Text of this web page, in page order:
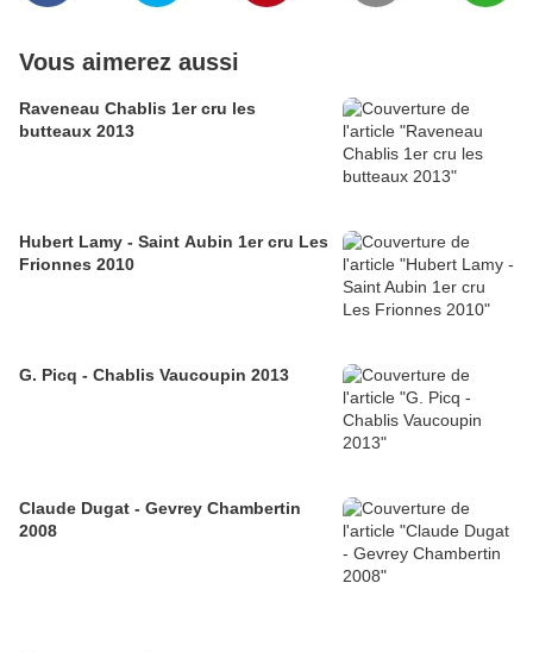
Vous aimerez aussi
Raveneau Chablis 1er cru les
butteaux 2013
Hubert Lamy - Saint Aubin 1er cru Les
Frionnes 2010
G. Picq - Chablis Vaucoupin 2013
Claude Dugat - Gevrey Chambertin
2008